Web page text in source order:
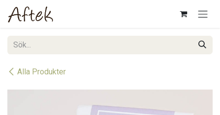
Hoppa till innehåll
Alla Produkter